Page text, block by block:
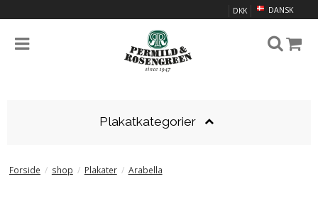
DANSK
DKK
Plakatkategorier
Forside / shop / Plakater / Arabella